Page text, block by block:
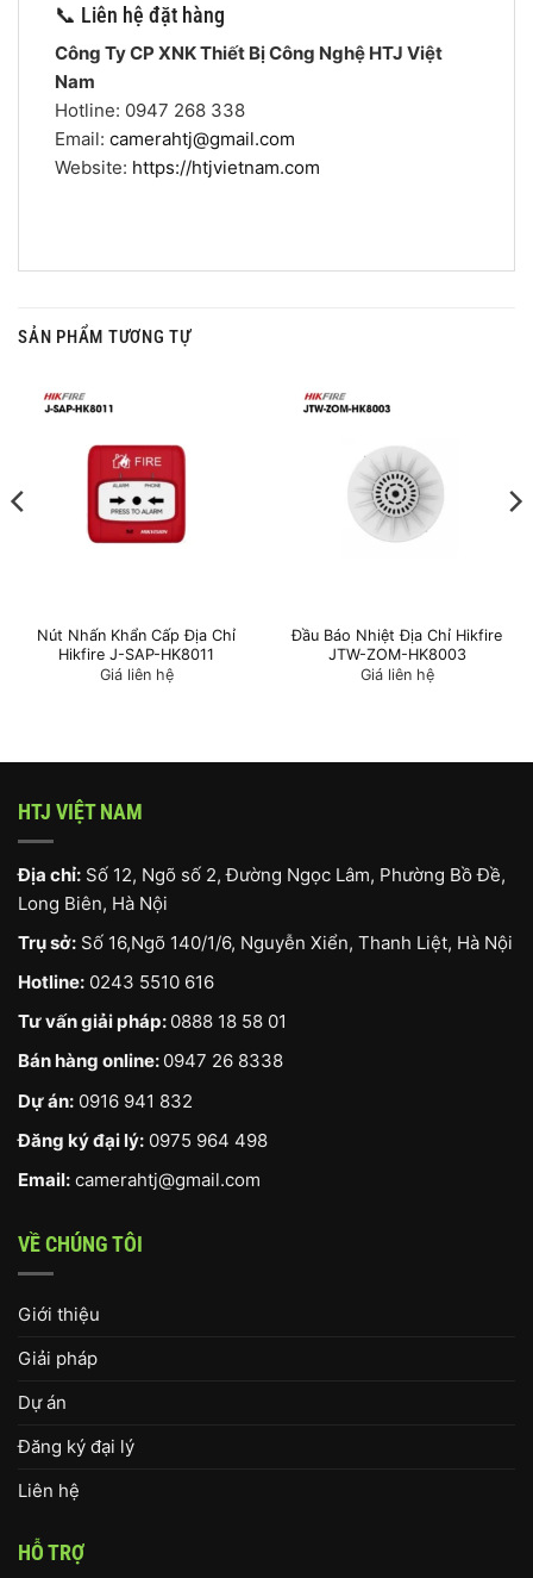
📞 Liên hệ đặt hàng
Công Ty CP XNK Thiết Bị Công Nghệ HTJ Việt
Nam
Hotline: 0947 268 338
Email: camerahtj@gmail.com
Website: https://htjvietnam.com
SẢN PHẨM TƯƠNG TỰ
Nút Nhấn Khẩn Cấp Địa Chỉ
Hikfire J-SAP-HK8011
Giá liên hệ
Đầu Báo Nhiệt Địa Chỉ Hikfire
JTW-ZOM-HK8003
Giá liên hệ
HTJ VIỆT NAM
Địa chỉ: Số 12, Ngõ số 2, Đường Ngọc Lâm, Phường Bồ Đề,
Long Biên, Hà Nội
Trụ sở: Số 16,Ngõ 140/1/6, Nguyễn Xiển, Thanh Liệt, Hà Nội
Hotline: 0243 5510 616
Tư vấn giải pháp: 0888 18 58 01
Bán hàng online: 0947 26 8338
Dự án: 0916 941 832
Đăng ký đại lý: 0975 964 498
Email: camerahtj@gmail.com
VỀ CHÚNG TÔI
Giới thiệu
Giải pháp
Dự án
Đăng ký đại lý
Liên hệ
HỖ TRỢ